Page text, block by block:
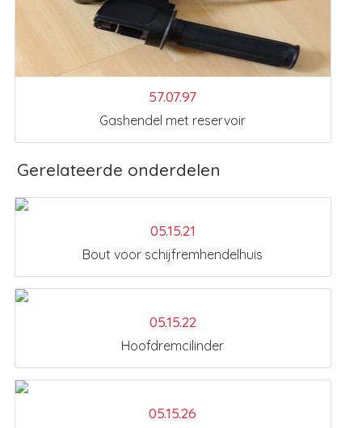
57.07.97
Gashendel met reservoir
Gerelateerde onderdelen
05.15.21
Bout voor schijfremhendelhuis
05.15.22
Hoofdremcilinder
05.15.26